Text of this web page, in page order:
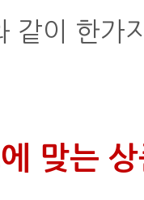
같이 한가
맞는